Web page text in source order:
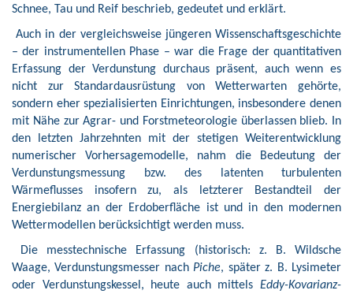
Schnee, Tau und Reif beschrieb, gedeutet und erklärt.
Auch in der vergleichsweise jüngeren Wissenschaftsgeschichte
– der instrumentellen Phase – war die Frage der quantitativen
Erfassung der Verdunstung durchaus präsent, auch wenn es
nicht zur Standardausrüstung von Wetterwarten gehörte,
sondern eher spezialisierten Einrichtungen, insbesondere denen
mit Nähe zur Agrar- und Forstmeteorologie überlassen blieb. In
den letzten Jahrzehnten mit der stetigen Weiterentwicklung
numerischer Vorhersagemodelle, nahm die Bedeutung der
Verdunstungsmessung bzw. des latenten turbulenten
Wärmeflusses insofern zu, als letzterer Bestandteil der
Energiebilanz an der Erdoberfläche ist und in den modernen
Wettermodellen berücksichtigt werden muss.
Die messtechnische Erfassung (historisch: z. B. Wildsche
Waage, Verdunstungsmesser nachPiche, später z. B. Lysimeter
oder Verdunstungskessel, heute auch mittels Eddy-Kovarianz-